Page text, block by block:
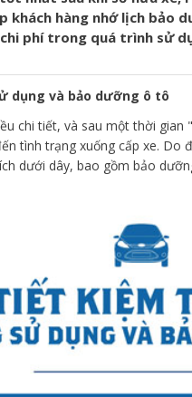
khách hàng nhớ lịch
phí trong quá trình sử
dụng và bảo dưỡng ô tô
chi tiết, và sau một thời gian
tình trạng xuống cấp xe. Do
dưới dây, bao gồm bảo